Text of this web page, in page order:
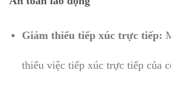
Giảm thiểu tiếp xúc trực tiếp:
thiểu việc tiếp xúc trực tiếp của